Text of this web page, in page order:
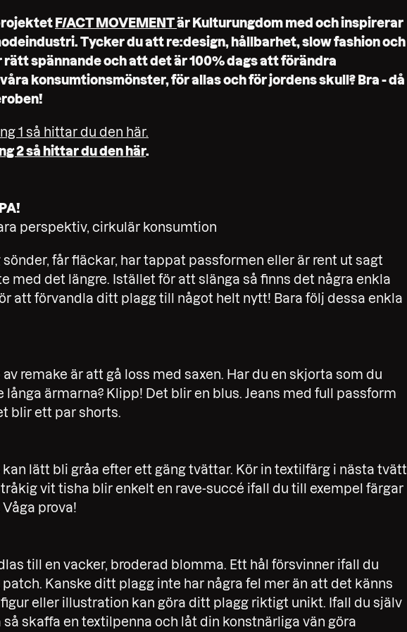
F/ACT MOVEMENTär Kulturungdom med och inspirerar
Tycker du att re:design, hållbarhet, slow fashion och
spännande och att det är 100% dags att förändra
konsumtionsmönster, för allas och för jordens skull? Bra - då
1 så hittar du den här.
2 så hittar du den här.
perspektiv, cirkulär konsumtion
sönder, får fläckar, har tappat passformen eller är rent ut sagt
med det längre. Istället för att slänga så finns det några enkla
att förvandla ditt plagg till något helt nytt! Bara följ dessa enkla
remake är att gå loss med saxen. Har du en skjorta som du
långa ärmarna? Klipp! Det blir en blus. Jeans med full passform
blir ett par shorts.
kan lätt bli gråa efter ett gäng tvättar. Kör in textilfärg i nästa tvätt
tråkig vit tisha blir enkelt en rave-succé ifall du till exempel färgar
prova!
till en vacker, broderad blomma. Ett hål försvinner ifall du
Kanske ditt plagg inte har några fel mer än att det känns
eller illustration kan göra ditt plagg riktigt unikt. Ifall du själv
skaffa en textilpenna och låt din konstnärliga vän göra